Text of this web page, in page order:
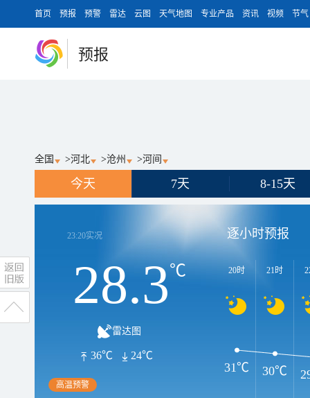
首页 预报 预警 雷达 云图 天气地图 专业产品 资讯 视频 节气
预报
全国 >河北 >沧州 >河间
今天 7天 8-15天
23:20实况
28.3℃
雷达图
36℃ 24℃
高温预警
逐小时预报
20时 21时
31℃ 30℃